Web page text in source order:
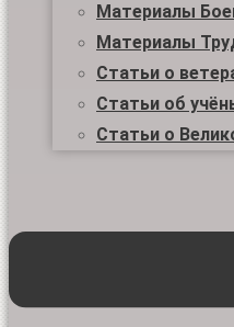
Материалы
Материалы
Статьи о
Статьи об
Статьи о